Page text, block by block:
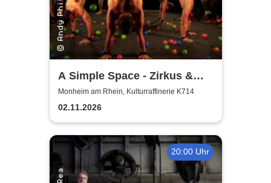
A Simple Space - Zirkus &
Körpertheater
Monheim am Rhein, Kulturraffinerie K714
02.11.2026
20:00 Uhr